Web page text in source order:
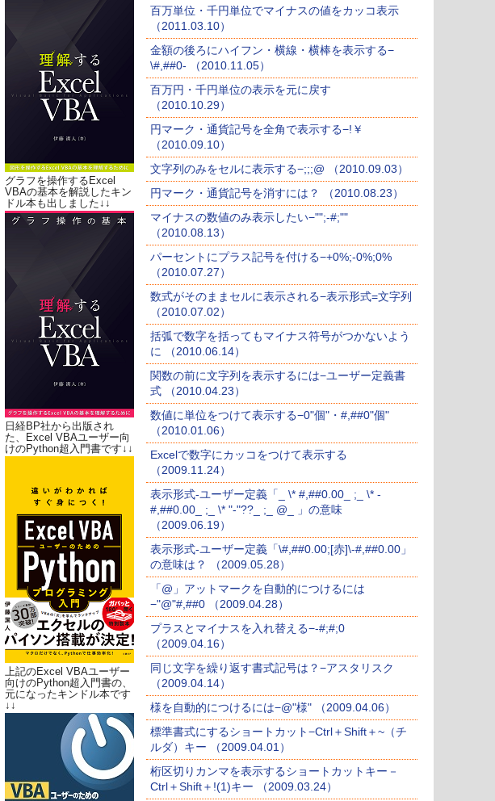
グラフを操作するExcel
VBAの基本を解説したキン
ドル本も出しました↓↓
日経BP社から出版され
た、Excel VBAユーザー向
けのPython超入門書です↓↓
上記のExcel VBAユーザー
向けのPython超入門書の、
元になったキンドル本です
↓↓
百万単位・千円単位でマイナスの値をカッコ表示
（2011.03.10）
金額の後ろにハイフン・横線・横棒を表示する−
\#,##0- （2010.11.05）
百万円・千円単位の表示を元に戻す
（2010.10.29）
円マーク・通貨記号を全角で表示する−!￥
（2010.09.10）
文字列のみをセルに表示する−;;;@ （2010.09.03）
円マーク・通貨記号を消すには？ （2010.08.23）
マイナスの数値のみ表示したい−"";-#;""
（2010.08.13）
パーセントにプラス記号を付ける−+0%;-0%;0%
（2010.07.27）
数式がそのままセルに表示される−表示形式=文字列
（2010.07.02）
括弧で数字を括ってもマイナス符号がつかないよう
に （2010.06.14）
関数の前に文字列を表示するには−ユーザー定義書
式 （2010.04.23）
数値に単位をつけて表示する−0"個"・#,##0"個"
（2010.01.06）
Excelで数字にカッコをつけて表示する
（2009.11.24）
表示形式-ユーザー定義「_ \* #,##0.00_ ;_ \* -
#,##0.00_ ;_ \* "-"??_ ;_ @_ 」の意味
（2009.06.19）
表示形式-ユーザー定義「\#,##0.00;[赤]\-#,##0.00」
の意味は？ （2009.05.28）
「@」アットマークを自動的につけるには
−"@"#,##0 （2009.04.28）
プラスとマイナスを入れ替える−-#;#;0
（2009.04.16）
同じ文字を繰り返す書式記号は？−アスタリスク
（2009.04.14）
様を自動的につけるには−@"様" （2009.04.06）
標準書式にするショートカット−Ctrl＋Shift＋~（チ
ルダ）キー （2009.04.01）
桁区切りカンマを表示するショートカットキー－
Ctrl＋Shift＋!(1)キー （2009.03.24）